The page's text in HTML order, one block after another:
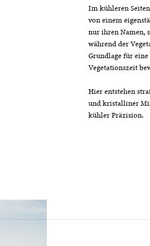
Im kühleren
von einem
nur ihren Namen,
während der
Grundlage für
Vegetationszeit
Hier entstehen
und kristalliner
kühler Präzision.